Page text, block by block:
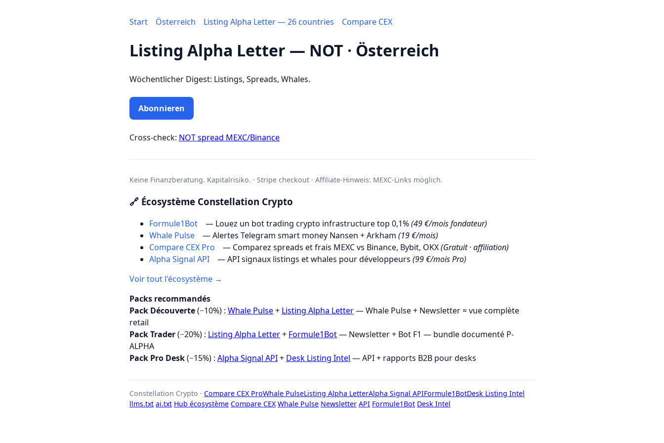
Start Österreich Listing Alpha Letter — 26 countries Compare CEX
Listing Alpha Letter — NOT · Österreich
Wöchentlicher Digest: Listings, Spreads, Whales.
Abonnieren
Cross-check: NOT spread MEXC/Binance
Keine Finanzberatung. Kapitalrisiko. · Stripe checkout · Affiliate-Hinweis: MEXC-Links möglich.
🔗 Écosystème Constellation Crypto
Formule1Bot — Louez un bot trading crypto infrastructure top 0,1%(49 €/mois fondateur)
Whale Pulse
— Alertes Telegram smart money Nansen + Arkham (19 €/mois)
Compare CEX Pro
— Comparez spreads et frais MEXC vs Binance, Bybit, OKX(Gratuit · affiliation)
Alpha Signal API
— API signaux listings et whales pour développeurs (99 €/mois Pro)
Voir tout l'écosystème →
Packs recommandés
Pack Découverte(−10%) : Whale Pulse+ Listing Alpha Letter— Whale Pulse + Newsletter = vue complète
retail
Pack Trader(−20%) : Listing Alpha Letter+ Formule1Bot— Newsletter + Bot F1 — bundle documenté P-
ALPHA
Pack Pro Desk(−15%) : Alpha Signal API+ Desk Listing Intel — API + rapports B2B pour desks
Constellation Crypto · Compare CEX ProWhale PulseListing Alpha LetterAlpha Signal APIFormule1BotDesk Listing Intel
llms.txt ai.txt Hub écosystème Compare CEX Whale Pulse Newsletter API Formule1Bot Desk Intel